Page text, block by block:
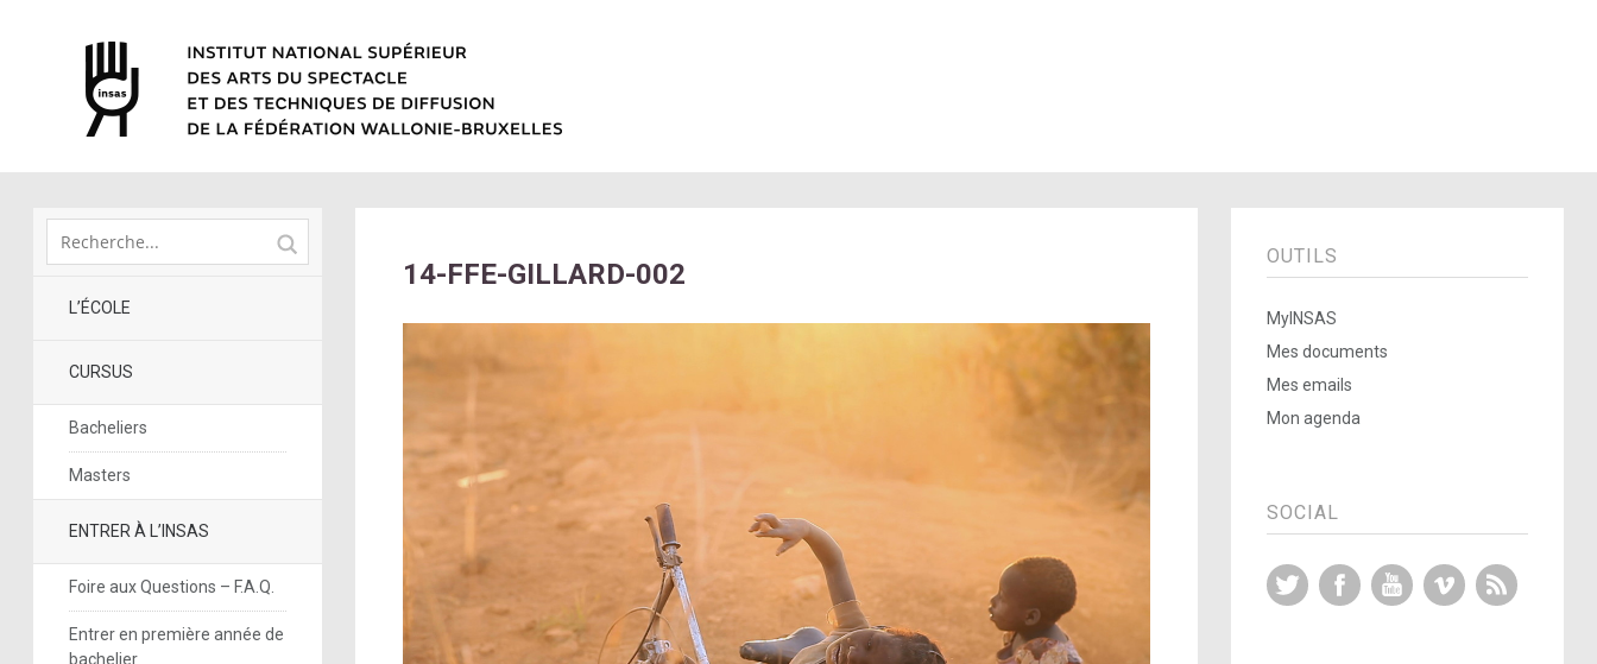
L’ÉCOLE
CURSUS
Bacheliers
Masters
ENTRER À L’INSAS
Foire aux Questions – F.A.Q.
Entrer en première année de
bachelier
14-FFE-GILLARD-002
OUTILS
MyINSAS
Mes documents
Mes emails
Mon agenda
SOCIAL
Twitter FacebookYouTubeVimeo